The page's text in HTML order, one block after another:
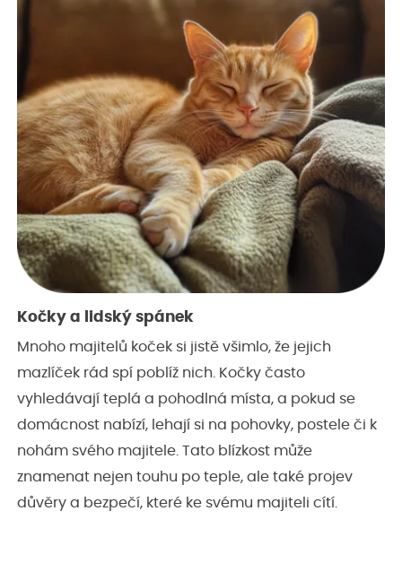
Kočky a lidský spánek
Mnoho majitelů koček si jistě všimlo, že jejich
mazlíček rád spí poblíž nich. Kočky často
vyhledávají teplá a pohodlná místa, a pokud se
domácnost nabízí, lehají si na pohovky, postele či k
nohám svého majitele. Tato blízkost může
znamenat nejen touhu po teple, ale také projev
důvěry a bezpečí, které ke svému majiteli cítí.